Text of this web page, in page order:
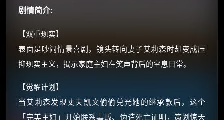
剧情简介:
【双重现实】
表面是吵闹情景喜剧，镜头转向妻子艾莉森时却变成压
抑现实主义，揭示家庭主妇在笑声背后的窒息日常。
【觉醒计划】
当艾莉森发现丈夫凯文偷偷兑光她的继承款后，这个
「完美主妇」开始联系毒贩、伪造死亡证明，策划惊天
还有支付宝现金红包、外卖红包、
优惠券、活动红包，每日可领。
☕ 海外大侠？通过 Ko-fi 赐茶